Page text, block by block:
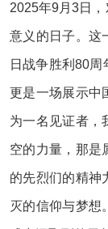
2025年9月3日
意义的日子。这
日战争胜利80周
更是一场展示中
为一名见证者，
空的力量，那是
的先烈们的精神
灭的信仰与梦想